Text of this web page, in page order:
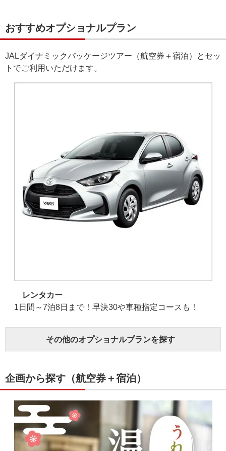
おすすめオプショナルプラン
JALダイナミックパッケージツアー（航空券＋宿泊）とセッ
トでご利用いただけます。
レンタカー
1日間～7泊8日まで！早決30や車種指定コースも！
その他のオプショナルプランを探す
企画から探す（航空券＋宿泊）